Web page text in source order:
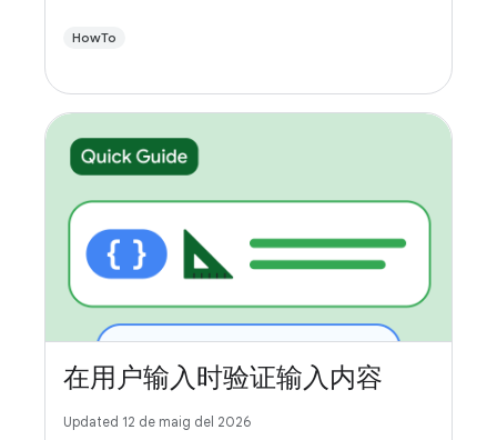
HowTo
在用户输入时验证输入内容
Updated 12 de maig del 2026